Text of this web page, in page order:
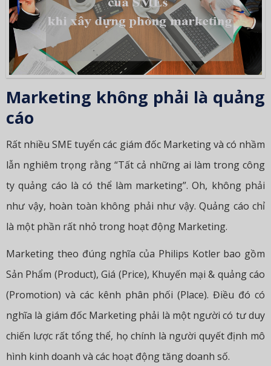
Marketing không phải là quảng
cáo
Rất nhiều SME tuyển các giám đốc Marketing và có nhầm
lẫn nghiêm trọng rằng “Tất cả những ai làm trong công
ty quảng cáo là có thể làm marketing”. Oh, không phải
như vậy, hoàn toàn không phải như vậy. Quảng cáo chỉ
là một phần rất nhỏ trong hoạt động Marketing.
Marketing theo đúng nghĩa của Philips Kotler bao gồm
Sản Phẩm (Product), Giá (Price), Khuyến mại & quảng cáo
(Promotion) và các kênh phân phối (Place). Điều đó có
nghĩa là giám đốc Marketing phải là một người có tư duy
chiến lược rất tổng thể, họ chính là người quyết định mô
hình kinh doanh và các hoạt động tăng doanh số.